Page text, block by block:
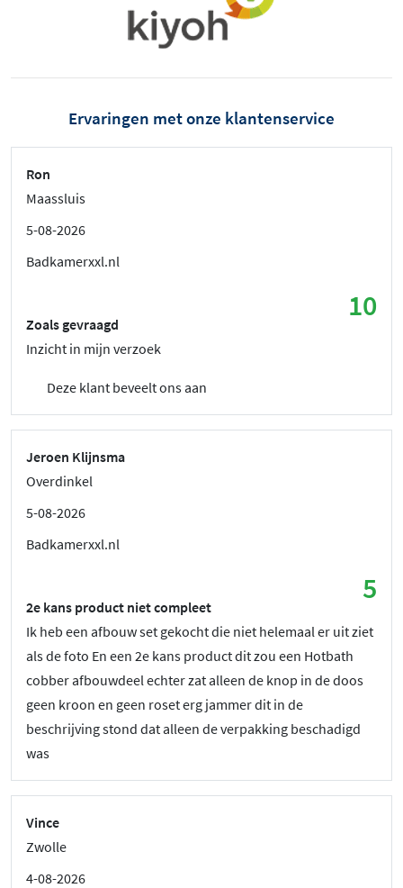
Ervaringen met onze klantenservice
Ron
Maassluis
5-08-2026
Badkamerxxl.nl
10
Zoals gevraagd
Inzicht in mijn verzoek
Deze klant beveelt ons aan
Jeroen Klijnsma
Overdinkel
5-08-2026
Badkamerxxl.nl
5
2e kans product niet compleet
Ik heb een afbouw set gekocht die niet helemaal er uit ziet
als de foto En een 2e kans product dit zou een Hotbath
cobber afbouwdeel echter zat alleen de knop in de doos
geen kroon en geen roset erg jammer dit in de
beschrijving stond dat alleen de verpakking beschadigd
was
Vince
Zwolle
4-08-2026